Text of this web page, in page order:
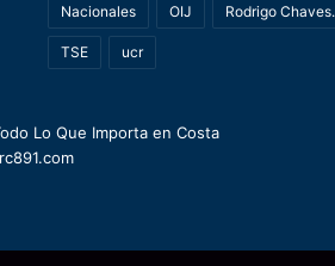
Nacionales OIJ Rodrigo Chaves.
TSE ucr
Lo Que Importa en Costa